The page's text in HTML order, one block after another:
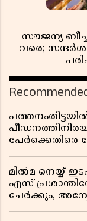
സൗജന്യ
വരെ;
പേർക്കെതിരെ
മിൽമ നെയ്യ്
എസ്
ചേർക്കും,